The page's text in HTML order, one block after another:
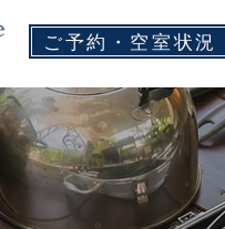
ご予約・空室状況